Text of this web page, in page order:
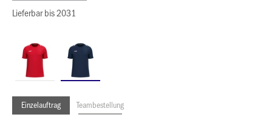
Lieferbar bis 2031
Einzelauftrag Teambestellung